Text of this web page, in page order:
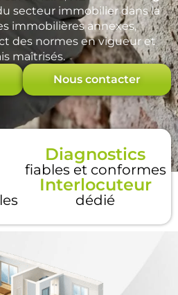
secteur immobilier dans la
immobilières annexes,
des normes en vigueur et
maîtrisés.
Nous contacter
Diagnostics
fiables et conformes
Interlocuteur
dédié